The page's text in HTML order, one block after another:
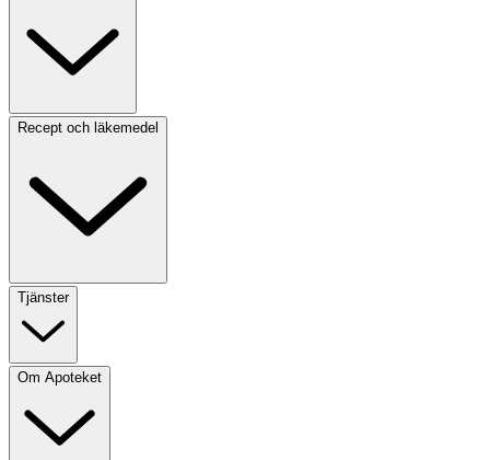
Recept och läkemedel
Tjänster
Om Apoteket